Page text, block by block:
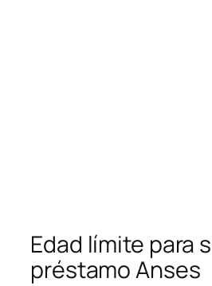
Edad límite para
préstamo Anses